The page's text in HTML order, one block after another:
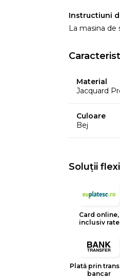
Instructiuni
La masina de
Material
Jacquard
Culoare
Bej
Soluții
Card online,
inclusiv rate
Plată prin
bancar